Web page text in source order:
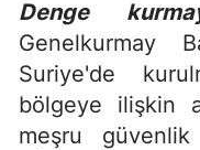
Denge
Genelkurmay
Suriye'de
bölgeye ilişkin
meşru güvenlik